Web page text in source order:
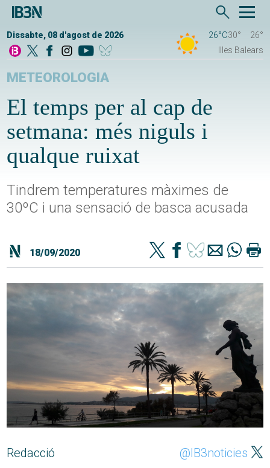
Dissabte, 08 d'agost de 2026 26°C30°
26°
Illes Balears
METEOROLOGIA
El temps per al cap de
setmana: més niguls i
qualque ruixat
Tindrem temperatures màximes de
30ºC i una sensació de basca acusada
18/09/2020
Redacció @IB3noticies